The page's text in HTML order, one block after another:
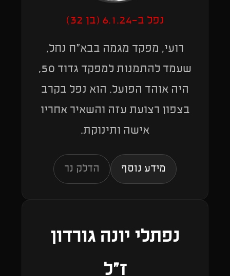
נפל ב-6.1.24 (בן 32)
רועי, מפקד מגמה בבא"ח נחל,
שעמד להתמנות למפקד גדוד 50,
היה אוהד הפועל. הוא נפל בקרב
בצפון רצועת עזה והשאיר אחריו
אישה ותינוקת.
מידע נוסף הדלק נר
נפתלי יונה גורדון
ז"ל